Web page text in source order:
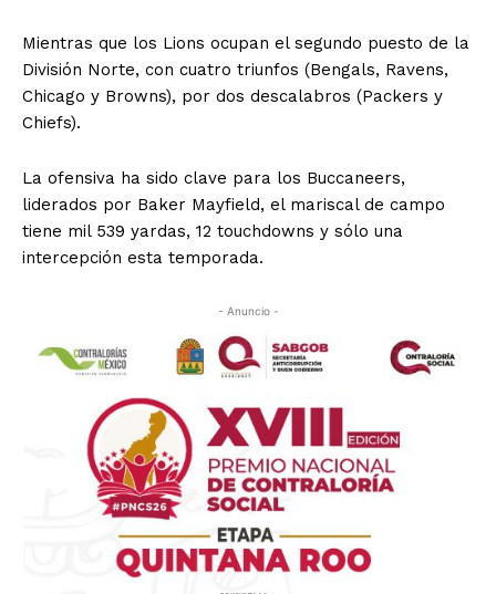
Mientras que los Lions ocupan el segundo puesto de la
División Norte, con cuatro triunfos (Bengals, Ravens,
Chicago y Browns), por dos descalabros (Packers y
Chiefs).
La ofensiva ha sido clave para los Buccaneers,
liderados por Baker Mayfield, el mariscal de campo
tiene mil 539 yardas, 12 touchdowns y sólo una
intercepción esta temporada.
- Anuncio -